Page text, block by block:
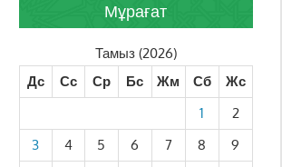
Мұрағат
Тамыз (2026)
Дс
Сс Ср Бс Жм Сб
Жс
1
2
3
4 5 6 7 8
9